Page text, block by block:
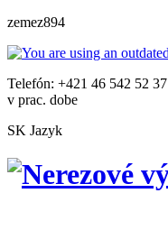
zemez894
Telefón: +421 46 542 52 37
v prac. dobe
SK Jazyk